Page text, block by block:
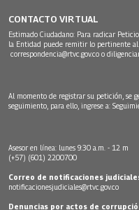
CONTACTO VIRTUAL
Estimado Ciudadano: Para radicar
la Entidad puede remitir lo pertinente al
correspondencia@rtvc.gov.co o
Al momento de registrar su petición, se
seguimiento, para ello, ingrese a:
Asesor en línea: lunes 9:30 a.m. - 12 m
(+57) (601) 2200700
Correo de notificaciones
notificacionesjudiciales@rtvc.gov.co
Denuncias por actos de